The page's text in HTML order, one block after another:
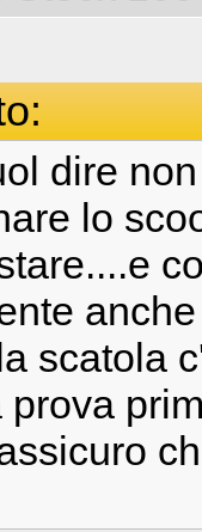
dire
lo
scatola
prova